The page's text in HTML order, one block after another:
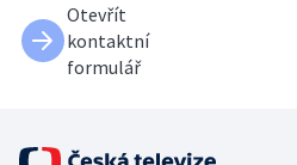
Otevřít
kontaktní
formulář